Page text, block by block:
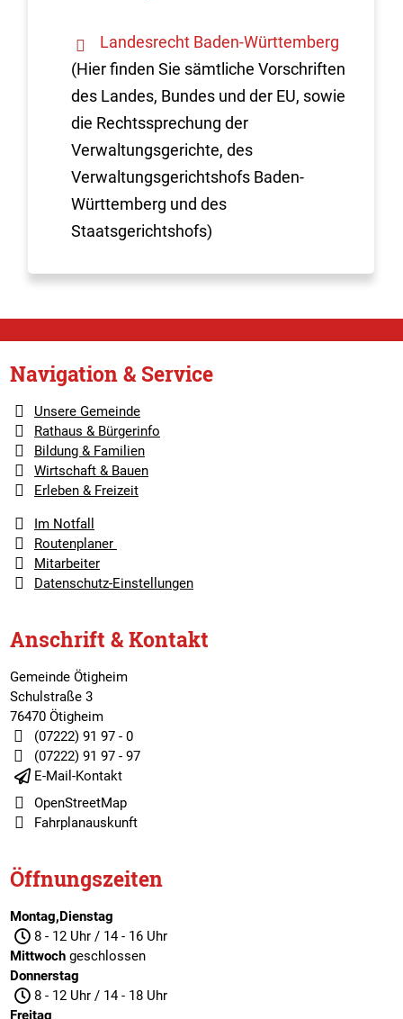
Landesrecht Baden-Württemberg
(Hier finden Sie sämtliche Vorschriften
des Landes, Bundes und der EU, sowie
die Rechtssprechung der
Verwaltungsgerichte, des
Verwaltungsgerichtshofs Baden-
Württemberg und des
Staatsgerichtshofs)
Navigation & Service
Unsere Gemeinde
Rathaus & Bürgerinfo
Bildung & Familien
Wirtschaft & Bauen
Erleben & Freizeit
Im Notfall
Routenplaner
Mitarbeiter
Datenschutz-Einstellungen
Anschrift & Kontakt
Gemeinde Ötigheim
Schulstraße 3
76470 Ötigheim
(07222) 91 97 - 0
(07222) 91 97 - 97
E-Mail-Kontakt
OpenStreetMap
Fahrplanauskunft
Öffnungszeiten
Montag,Dienstag
8 - 12 Uhr / 14 - 16 Uhr
Mittwochgeschlossen
Donnerstag
8 - 12 Uhr / 14 - 18 Uhr
Freitag